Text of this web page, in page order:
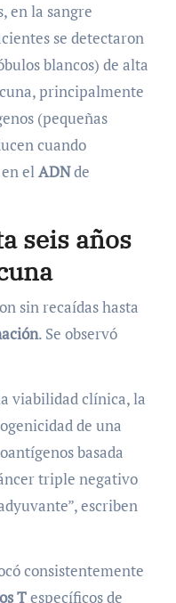
en la sangre
se detectaron
blancos) de alta
principalmente
(pequeñas
cuando
elADNde
seis años
sin recaídas hasta
. Se observó
viabilidad clínica, la
de una
basada
triple negativo
escriben
consistentemente
Tespecíficos de